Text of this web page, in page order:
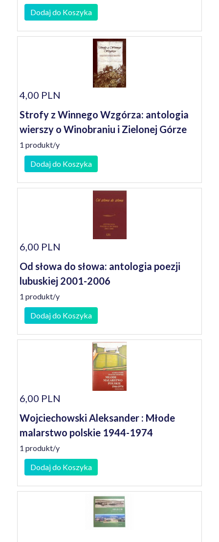
Dodaj do Koszyka
4,00 PLN
Strofy z Winnego Wzgórza: antologia
wierszy o Winobraniu i Zielonej Górze
1 produkt/y
Dodaj do Koszyka
6,00 PLN
Od słowa do słowa: antologia poezji
lubuskiej 2001-2006
1 produkt/y
Dodaj do Koszyka
6,00 PLN
Wojciechowski Aleksander : Młode
malarstwo polskie 1944-1974
1 produkt/y
Dodaj do Koszyka